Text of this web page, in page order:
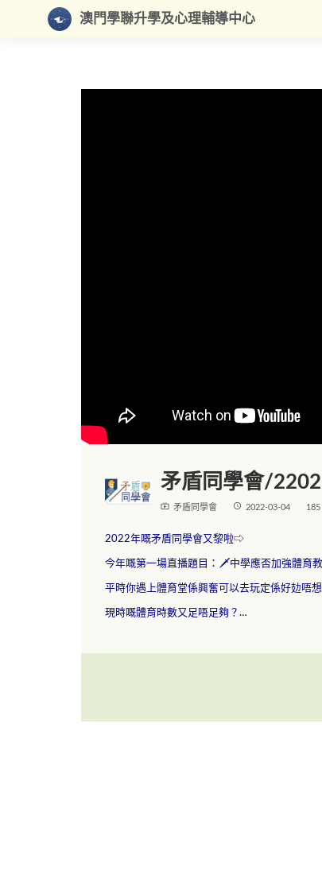
澳門學聯升學及心理輔導中心
矛盾同學會/
live_tv 矛盾同學會 access_time 2022-03-04
2022年嘅矛盾同學會又黎啦⇨
今年嘅第一場直播題目：🗡中學應否加強體育教
平時你遇上體育堂係興奮可以去玩定係好攰唔想
現時嘅體育時數又足唔足夠？…